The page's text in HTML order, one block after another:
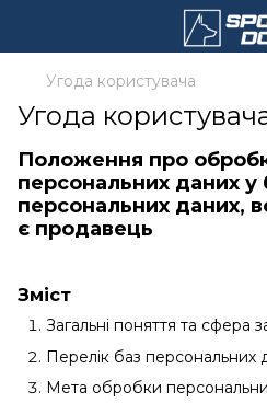
Угода користувача
Угода
Положення про
персональних даних у
персональних даних,
є продавець
Зміст
Загальні поняття та сфера
Перелік баз персональних
Мета обробки